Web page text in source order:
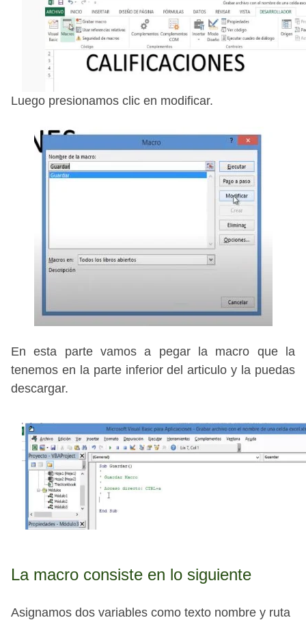
Luego presionamos clic en modificar.
En esta parte vamos a pegar la macro que la
tenemos en la parte inferior del articulo y la puedas
descargar.
La macro consiste en lo siguiente
Asignamos dos variables como texto nombre y ruta